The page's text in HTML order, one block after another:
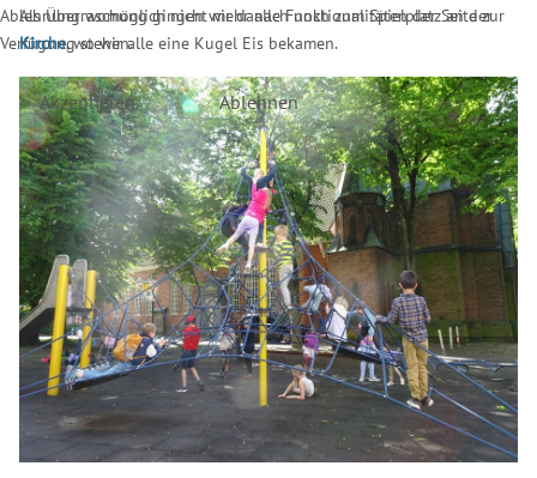
Als Überraschung gingen wir danach noch zum Spielplatz an der
Kirche, wo wir alle eine Kugel Eis bekamen.
Ablehnung womöglich nicht mehr alle Funktionalitäten der Seite zur
Verfügung stehen.
Akzeptieren Ablehnen